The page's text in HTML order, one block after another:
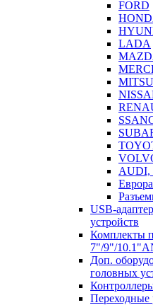
FORD
LADA
AUDI,
USB-
устройств
Комплекты
7"/9"/
Доп.
головных
Переходные